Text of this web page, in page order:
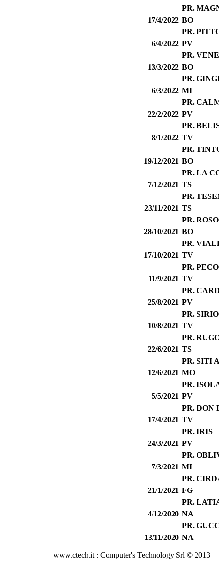
PR.
17/4/2022 BO
PR.
6/4/2022 PV
PR.
13/3/2022 BO
PR.
6/3/2022 MI
PR.
22/2/2022 PV
PR.
8/1/2022 TV
PR.
19/12/2021 BO
PR. LA
7/12/2021 TS
PR.
23/11/2021 TS
PR.
28/10/2021 BO
PR.
17/10/2021 TV
PR.
11/9/2021 TV
PR.
25/8/2021 PV
PR.
10/8/2021 TV
PR.
22/6/2021 TS
PR. SITI
12/6/2021 MO
PR.
5/5/2021 PV
PR. DON
17/4/2021 TV
PR. IRIS
24/3/2021 PV
PR.
7/3/2021 MI
PR.
21/1/2021 FG
PR.
4/12/2020 NA
PR.
13/11/2020 NA
www.ctech.it : Computer's Technology Srl © 2013